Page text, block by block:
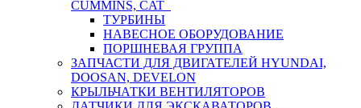
CUMMINS, CAT
ТУРБИНЫ
НАВЕСНОЕ ОБОРУДОВАНИЕ
ПОРШНЕВАЯ ГРУППА
ЗАПЧАСТИ ДЛЯ ДВИГАТЕЛЕЙ HYUNDAI,
DOOSAN, DEVELON
КРЫЛЬЧАТКИ ВЕНТИЛЯТОРОВ